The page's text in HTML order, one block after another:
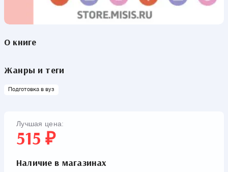
О книге
Жанры и теги
Подготовка в вуз
Лучшая цена:
515 ₽
Наличие в магазинах